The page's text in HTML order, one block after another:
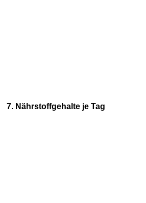
7. Nährstoffgehalte je Tag